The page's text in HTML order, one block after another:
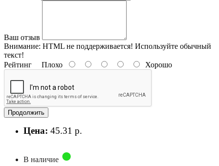
Ваш отзыв
Внимание: HTML не поддерживается! Используйте обычный
текст!
Рейтинг Плохо Хорошо
Продолжить
Цена: 45.31 р.
В наличие